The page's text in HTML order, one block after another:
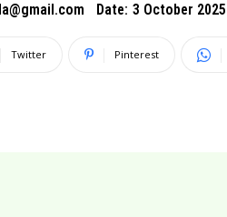
Date: 3 October 2025
Twitter Pinterest